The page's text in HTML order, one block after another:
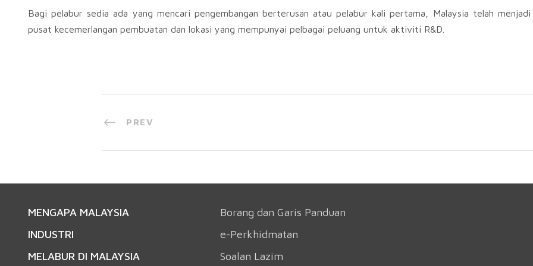
Bagi pelabur sedia ada yang mencari pengembangan berterusan atau pelabur kali pertama, Malaysia telah menjadi
pusat kecemerlangan pembuatan dan lokasi yang mempunyai pelbagai peluang untuk aktiviti R&D.
PREV
MENGAPA MALAYSIA
INDUSTRI
MELABUR DI MALAYSIA
Borang dan Garis Panduan
e-Perkhidmatan
Soalan Lazim